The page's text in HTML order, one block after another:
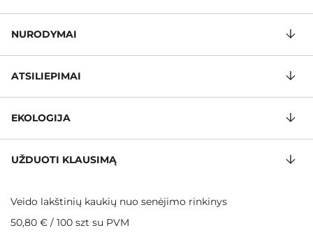
NURODYMAI
ATSILIEPIMAI
EKOLOGIJA
UŽDUOTI KLAUSIMĄ
Veido lakštinių kaukių nuo senėjimo rinkinys
50,80 € / 100 szt su PVM